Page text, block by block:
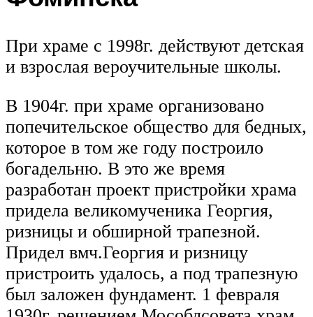
При храме с 1998г. действуют детская
и взрослая вероучительные школы.
В 1904г. при храме организовано
попечительское общество для бедных,
которое в том же году построило
богадельню. В это же время
разработан проект пристройки храма
придела вели­комученика Георгия,
ризницы и обширной трапезной.
Придел вмч.Георгия и ризницу
пристроить удалось, а под трапезную
был заложен фундамент. 1 февраля